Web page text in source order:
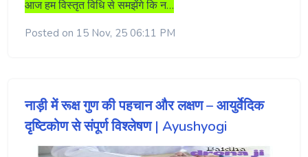
आज हम विस्तृत विधि से समझेंगे कि न…
Posted on 15 Nov, 25 06:11 PM
नाड़ी में रूक्ष गुण की पहचान और लक्षण – आयुर्वेदिक
दृष्टिकोण से संपूर्ण विश्लेषण | Ayushyogi